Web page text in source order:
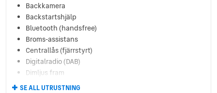
Backkamera
Backstartshjälp
Bluetooth (handsfree)
Broms-assistans
Centrallås (fjärrstyrt)
Digitalradio (DAB)
Dimljus fram
Elhissar (bak)
SE ALL UTRUSTNING